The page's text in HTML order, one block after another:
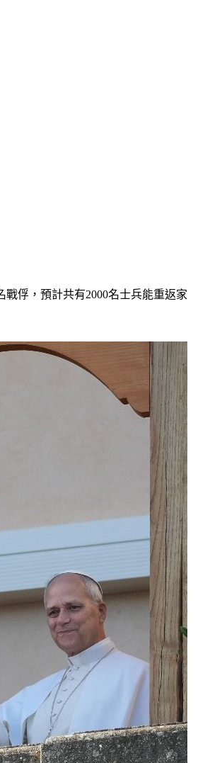
俘，預計共有2000名士兵能重返家